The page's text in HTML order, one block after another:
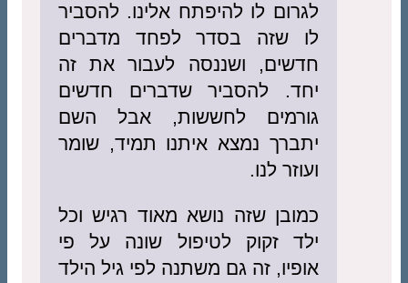
לגרום לו להיפתח אלינו. להסביר
לו שזה בסדר לפחד מדברים
חדשים, ושננסה לעבור את זה
יחד. להסביר שדברים חדשים
גורמים לחששות, אבל השם
יתברך נמצא איתנו תמיד, שומר
ועוזר לנו.
כמובן שזה נושא מאוד רגיש וכל
ילד זקוק לטיפול שונה על פי
אופיו, זה גם משתנה לפי גיל הילד